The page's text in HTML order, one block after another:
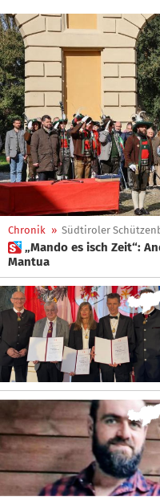
Chronik » Südtiroler
 „Mando es isch Zeit“: Andreas-Hofer-Gedenkfeier in
Mantua